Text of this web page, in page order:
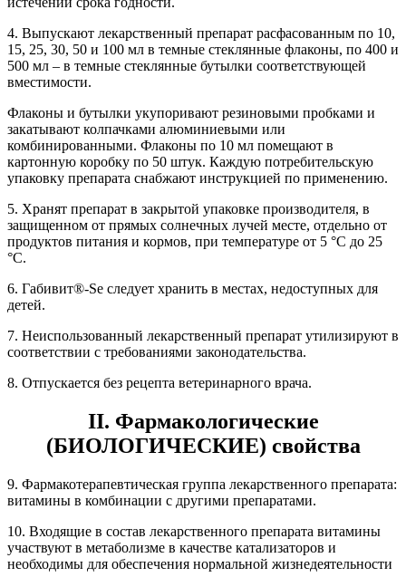
4. Выпускают лекарственный препарат расфасованным по 10,
15, 25, 30, 50 и 100 мл в темные стеклянные флаконы, по 400 и
500 мл – в темные стеклянные бутылки соответствующей
вместимости.
Флаконы и бутылки укупоривают резиновыми пробками и
закатывают колпачками алюминиевыми или
комбинированными. Флаконы по 10 мл помещают в
картонную коробку по 50 штук. Каждую потребительскую
упаковку препарата снабжают инструкцией по применению.
5. Хранят препарат в закрытой упаковке производителя, в
защищенном от прямых солнечных лучей месте, отдельно от
продуктов питания и кормов, при температуре от 5 °С до 25
°С.
6. Габивит®-Se следует хранить в местах, недоступных для
детей.
7. Неиспользованный лекарственный препарат утилизируют в
соответствии с требованиями законодательства.
8. Отпускается без рецепта ветеринарного врача.
II. Фармакологические
(БИОЛОГИЧЕСКИЕ) свойства
9. Фармакотерапевтическая группа лекарственного препарата:
витамины в комбинации с другими препаратами.
10. Входящие в состав лекарственного препарата витамины
участвуют в метаболизме в качестве катализаторов и
необходимы для обеспечения нормальной жизнедеятельности